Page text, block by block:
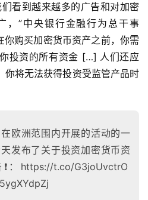
看到越来越多的广告和对加密
，”中央银行金融行为总干事
购买加密货币资产之前，你需
投资的所有资金 […] 人们还应
你将无法获得投资受监管产品时
欧洲范围内开展的活动的一
发布了关于投资加密货币资
：https://t.co/G3joUvctrO